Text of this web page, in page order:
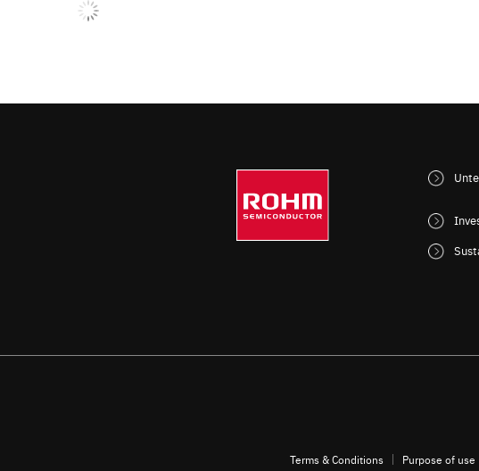
Terms & Conditions Purpose of use